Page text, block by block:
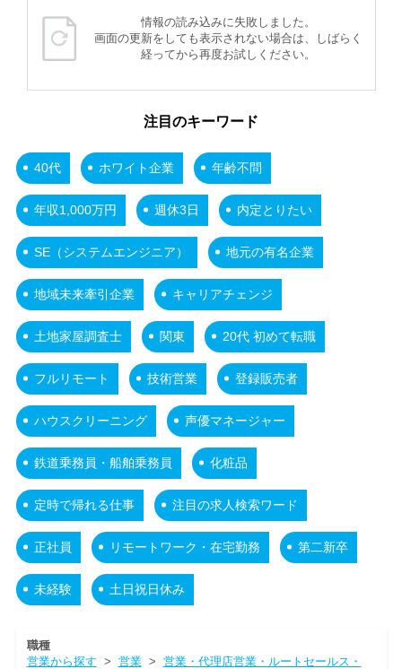
情報の読み込みに失敗しました。
画面の更新をしても表示されない場合は、しばらく
経ってから再度お試しください。
注目のキーワード
40代 ホワイト企業 年齢不問
年収1,000万円 週休3日 内定とりたい
SE（システムエンジニア） 地元の有名企業
地域未来牽引企業 キャリアチェンジ
土地家屋調査士 関東 20代 初めて転職
フルリモート 技術営業 登録販売者
ハウスクリーニング 声優マネージャー
鉄道乗務員・船舶乗務員 化粧品
定時で帰れる仕事 注目の求人検索ワード
正社員 リモートワーク・在宅勤務 第二新卒
未経験 土日祝日休み
職種
営業から探す > 営業> 営業・代理店営業・ルートセールス・